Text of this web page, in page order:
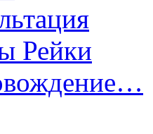
Рейки